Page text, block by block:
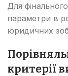
Для
параметри в
юридичних
критерії